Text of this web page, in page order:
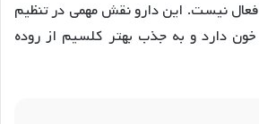
تولید کافی ویتامین D فعال نیست. این دارو نقش مهمی در تنظیم
دارد و به جذب بهتر کلسیم از روده